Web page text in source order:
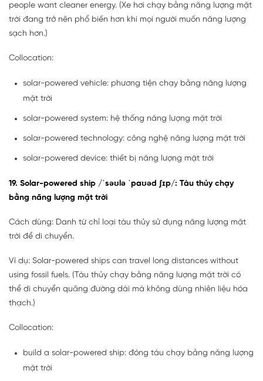
people want cleaner energy. (Xe hơi chạy bằng năng lượng mặt
trời đang trở nên phổ biến hơn khi mọi người muốn năng lượng
sạch hơn.)
Collocation:
solar-powered vehicle: phương tiện chạy bằng năng lượng
mặt trời
solar-powered system: hệ thống năng lượng mặt trời
solar-powered technology: công nghệ năng lượng mặt trời
solar-powered device: thiết bị năng lượng mặt trời
19. Solar-powered ship /ˈsəʊlə ˈpaʊəd ʃɪp/: Tàu thủy chạy
bằng năng lượng mặt trời
Cách dùng: Danh từ chỉ loại tàu thủy sử dụng năng lượng mặt
trời để di chuyển.
Ví dụ: Solar-powered ships can travel long distances without
using fossil fuels. (Tàu thủy chạy bằng năng lượng mặt trời có
thể di chuyển quãng đường dài mà không dùng nhiên liệu hóa
thạch.)
Collocation:
build a solar-powered ship: đóng tàu chạy bằng năng lượng
mặt trời